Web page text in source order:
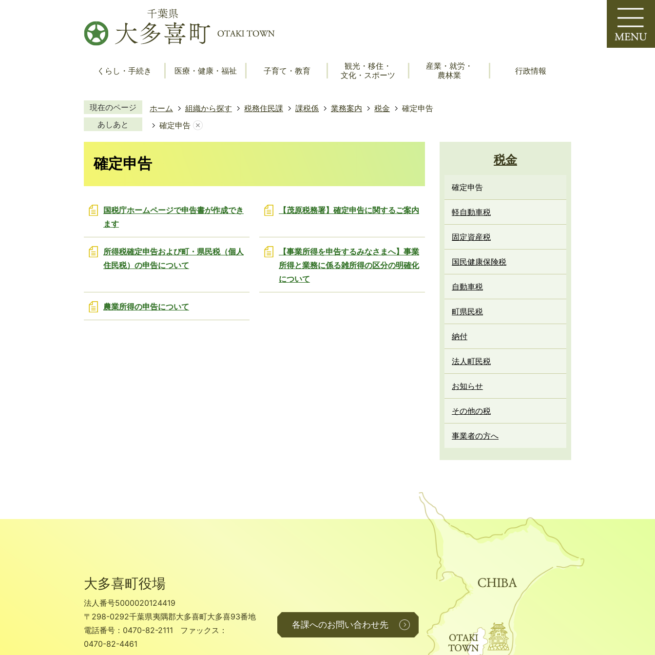
くらし・手続き 医療・健康・福祉 子育て・教育
観光・移住・
文化・スポーツ
産業・就労・
農林業
行政情報
現在のページ ホーム 組織から探す 税務住民課 課税係 業務案内 税金
確定申告
あしあと
確定申告
確定申告
国税庁ホームページで申告書が作成でき
ます
【茂原税務署】確定申告に関するご案内
所得税確定申告および町・県民税（個人
住民税）の申告について
【事業所得を申告するみなさまへ】事業
所得と業務に係る雑所得の区分の明確化
について
農業所得の申告について
税金
確定申告
軽自動車税
固定資産税
国民健康保険税
自動車税
町県民税
納付
法人町民税
お知らせ
その他の税
事業者の方へ
大多喜町役場
法人番号5000020124419
〒298-0292千葉県夷隅郡大多喜町大多喜93番地
電話番号： 0470-82-2111
ファックス：
0470-82-4461
各課へのお問い合わせ先